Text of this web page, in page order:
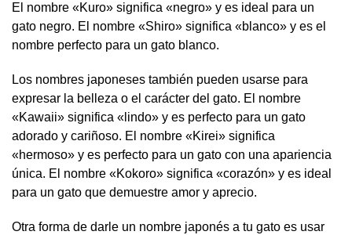
El nombre «Kuro» significa «negro» y es ideal para un
gato negro. El nombre «Shiro» significa «blanco» y es el
nombre perfecto para un gato blanco.
Los nombres japoneses también pueden usarse para
expresar la belleza o el carácter del gato. El nombre
«Kawaii» significa «lindo» y es perfecto para un gato
adorado y cariñoso. El nombre «Kirei» significa
«hermoso» y es perfecto para un gato con una apariencia
única. El nombre «Kokoro» significa «corazón» y es ideal
para un gato que demuestre amor y aprecio.
Otra forma de darle un nombre japonés a tu gato es usar